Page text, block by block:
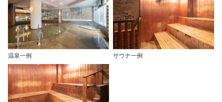
温泉一例 サウナ一例